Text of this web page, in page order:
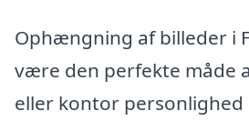
Ophængning af billeder i
være den perfekte måde
eller kontor personlighed